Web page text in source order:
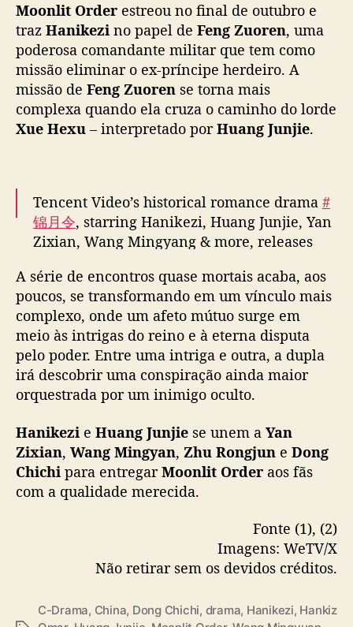
n
a
r
o
p
r
n
e
h
e
d
e
i
e
m
“
o
o
n
r
d
r
”
Moonlit Order estreou no final de outubro e
traz Hanikezi no papel de Feng Zuoren, uma
poderosa comandante militar que tem como
missão eliminar o ex-príncipe herdeiro. A
missão de Feng Zuoren se torna mais
complexa quando ela cruza o caminho do lorde
Xue Hexu – interpretado porHuang Junjie.
Tencent Video’s historical romance drama #
锦月令, starring Hanikezi, Huang Junjie, Yan
Zixian, Wang Mingyang & more, releases
pic.twitter.com/7nK0vUca9C
— cdrama tweets (@dramapotatoe) October
28, 2025
A série de encontros quase mortais acaba, aos
poucos, se transformando em um vínculo mais
complexo, onde um afeto mútuo surge em
meio às intrigas do reino e à eterna disputa
pelo poder. Entre uma intriga e outra, a dupla
irá descobrir uma conspiração ainda maior
orquestrada por um inimigo oculto.
Hanikezi e Huang Junjie se unem a Yan
Zixian, Wang Mingyan, Zhu Rongjun e Dong
Chichi para entregarMoonlit Order aos fãs
com a qualidade merecida.
Fonte (1), (2)
Imagens: WeTV/X
Não retirar sem os devidos créditos.
C-Drama, China, Dong Chichi, drama, Hanikezi, Hankiz